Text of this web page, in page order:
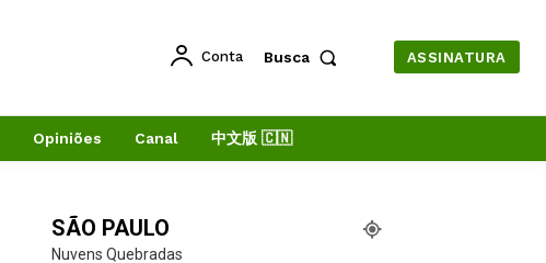
Conta Busca ASSINATURA
Opiniões Canal 中文版 🇨🇳
SÃO PAULO
Nuvens Quebradas